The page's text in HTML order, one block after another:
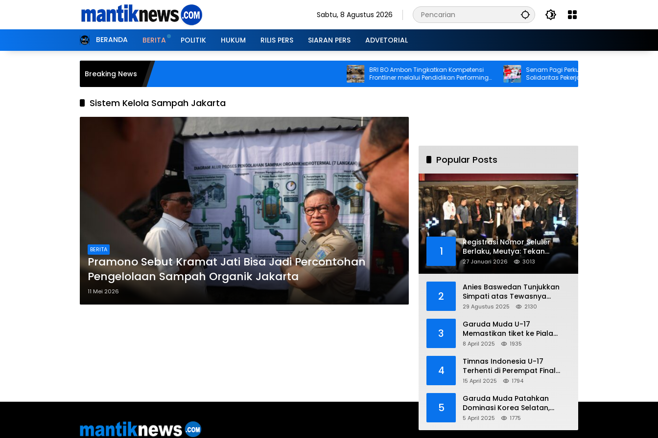
Sabtu, 8 Agustus 2026
BERANDA BERITA POLITIK HUKUM RILIS PERS SIARAN PERS ADVETORIAL
Breaking News
BRI BO Ambon Tingkatkan Kompetensi
Frontliner melalui Pendidikan Performing
CS dan Teller
Senam Pagi Perkuat Kebugaran dan
Solidaritas Pekerja BRI Cabang Ambon
Sistem Kelola Sampah Jakarta
BERITA
Pramono Sebut Kramat Jati Bisa Jadi Percontohan
Pengelolaan Sampah Organik Jakarta
11 Mei 2026
Popular Posts
1
Registrasi Nomor Seluler
Berlaku, Meutya: Tekan
Penipuan Online
27 Januari 2026 3013
2
Anies Baswedan Tunjukkan
Simpati atas Tewasnya
Pengemudi Ojol dalam Aksi
29 Agustus 2025 2130
3
Garuda Muda U-17
Memastikan tiket ke Piala
Dunia Setelah Mencetak
Yaman 4-1 di Piala Asia 2025
8 April 2025 1935
4
Timnas Indonesia U-17
Terhenti di Perempat Final
Piala Asia 2025: Terkecoh
15 April 2025 1794
5
Garuda Muda Patahkan
Dominasi Korea Selatan,
Dalam Laga Pembuka Piala
5 April 2025 1775